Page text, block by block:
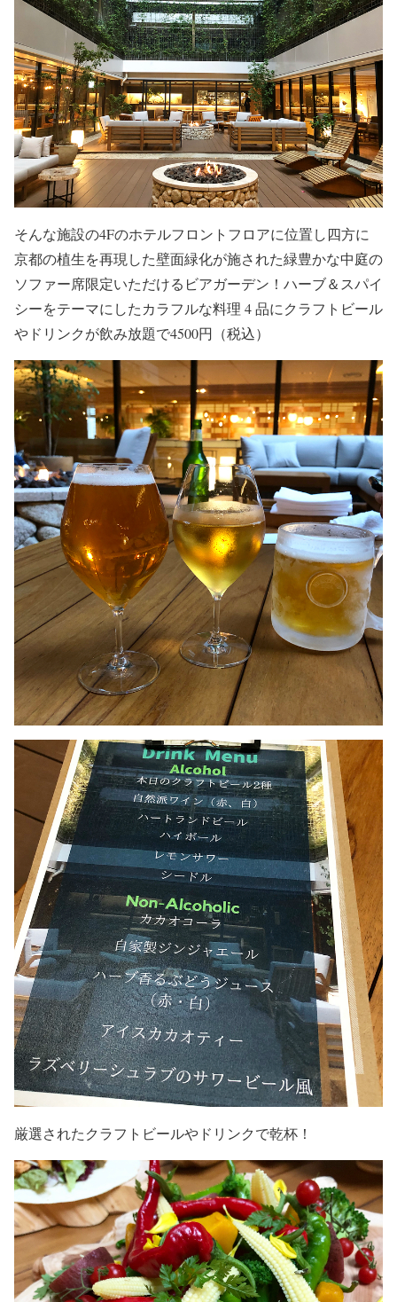
そんな施設の4Fのホテルフロントフロアに位置し四方に
京都の植生を再現した壁面緑化が施された緑豊かな中庭の
ソファー席限定いただけるビアガーデン！ハーブ＆スパイ
シーをテーマにしたカラフルな料理 4 品にクラフトビール
やドリンクが飲み放題で4500円（税込）
厳選されたクラフトビールやドリンクで乾杯！